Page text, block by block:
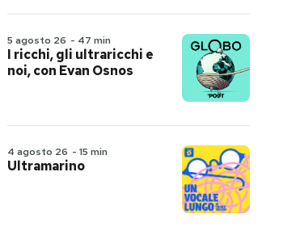
5 agosto 26 - 47 min
I ricchi, gli ultraricchi e
noi, con Evan Osnos
4 agosto 26 - 15 min
Ultramarino